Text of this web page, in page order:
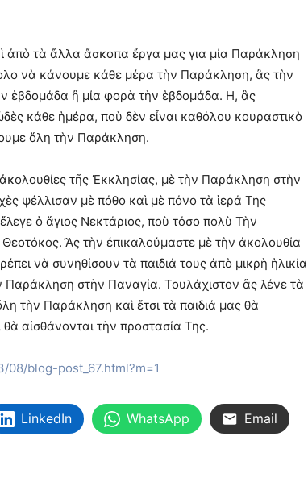
ἀπὸ τὰ ἄλλα ἄσκοπα ἔργα μας για μία Παράκληση
νὰ κάνουμε κάθε μέρα τὴν Παράκληση, ἂς τὴν
ἑβδομάδα ἢ μία φορὰ τὴν ἑβδομάδα. Η, ἂς
κάθε ἡμέρα, ποὺ δὲν εἶναι καθόλου κουραστικὸ
ὅλη τὴν Παράκληση.
τῆς Ἐκκλησίας, μὲ τὴν Παράκληση στὴν
ψέλλισαν μὲ πόθο καὶ μὲ πόνο τὰ ἱερά Της
ὁ ἅγιος Νεκτάριος, ποὺ τόσο πολὺ Τὴν
Ἂς τὴν ἐπικαλούμαστε μὲ τὴν ἀκολουθία
νὰ συνηθίσουν τὰ παιδιά τους ἀπὸ μικρὴ ἡλικία
στὴν Παναγία. Τουλάχιστον ἂς λένε τὰ
τὴν Παράκληση καὶ ἔτσι τὰ παιδιά μας θὰ
αἰσθάνονται τὴν προστασία Της.
blog-post_67.html?m=1
LinkedIn WhatsApp Email